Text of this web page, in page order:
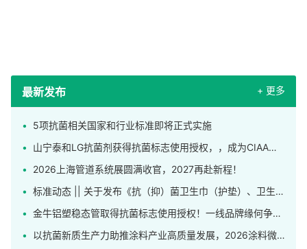
最新发布 + 更多
5项抗菌相关国家和行业标准即将正式实施
山宁泰和LG抗菌剂获得抗菌标志使用授权，，成为CIAA合格抗菌材料供应商
2026上海管道系统展圆满收官，2027再赴新程！
标准动态 || 关于发布《抗（抑）菌卫生巾（护垫）、卫生裤》团体标准的公告
金牛铝塑稳态管取得抗菌标志使用授权！一线品牌缘何争相申领这枚标识？
以抗菌新质生产力助推涂料产业高质量发展，2026涂料微生物控制技术创新应用研讨会在上海举行